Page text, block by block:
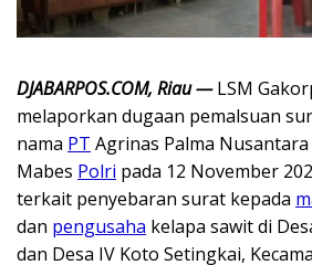
DJABARPOS.COM, Riau —LSM
melaporkan dugaan pemalsuan
nama PT Agrinas Palma
Mabes Polri pada 12 November
terkait penyebaran surat kepada
dan pengusaha kelapa sawit di
dan Desa IV Koto Setingkai,